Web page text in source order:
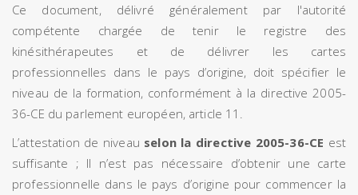
Ce document, délivré généralement par l'autorité
compétente chargée de tenir le registre des
kinésithérapeutes et de délivrer les cartes
professionnelles dans le pays d’origine, doit spécifier le
niveau de la formation, conformément à la directive 2005-
36-CE du parlement européen, article 11.
L’attestation de niveau selon la directive 2005-36-CE est
suffisante ; Il n’est pas nécessaire d’obtenir une carte
professionnelle dans le pays d’origine pour commencer la